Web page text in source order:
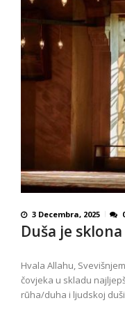
3 Decembra, 2025
Duša je
Hvala Allahu,
čovjeka u skladu
rūha/duha i ljudskoj